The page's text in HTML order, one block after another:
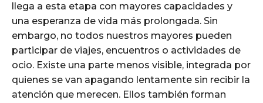
llega a esta etapa con mayores capacidades y
una esperanza de vida más prolongada. Sin
embargo, no todos nuestros mayores pueden
participar de viajes, encuentros o actividades de
ocio. Existe una parte menos visible, integrada por
quienes se van apagando lentamente sin recibir la
atención que merecen. Ellos también forman